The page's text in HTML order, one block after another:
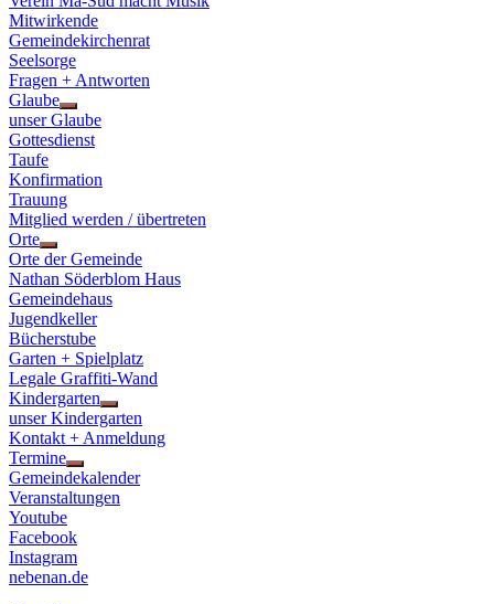
Mitwirkende
Gemeindekirchenrat
Seelsorge
Fragen + Antworten
Glaube
Show
sub
menu
unser Glaube
Gottesdienst
Taufe
Konfirmation
Trauung
Mitglied werden / übertreten
Orte
Show
sub
menu
Orte der Gemeinde
Nathan Söderblom Haus
Gemeindehaus
Jugendkeller
Bücherstube
Garten + Spielplatz
Legale Graffiti-Wand
Kindergarten
Show
sub
menu
unser Kindergarten
Kontakt + Anmeldung
Termine
Show
sub
menu
Gemeindekalender
Veranstaltungen
Youtube
Facebook
Instagram
nebenan.de